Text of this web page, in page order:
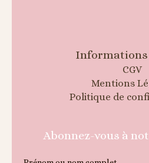
Informations
CGV
Mentions
Politique de
Abonnez-vous à